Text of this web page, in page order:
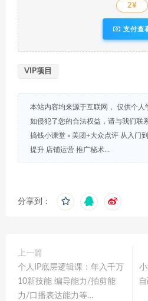
2¥
支付查
VIP项目
本站内容均来源于互联网， 仅供个人
如侵犯了您的合法权益，请与我们联
搞钱小课堂 » 美团+大众点评 从入门
提升 店铺运营 推广秘术…
分享到：
上一篇
个人IP底层逻辑课：年入千万
10新技能 编导能力/拍剪能
力/口播表达能力等…